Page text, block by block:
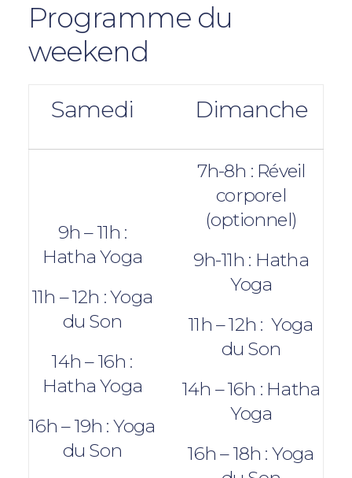
Programme du
weekend
Samedi Dimanche
9h – 11h :
Hatha Yoga
11h – 12h : Yoga
du Son
14h – 16h :
Hatha Yoga
16h – 19h : Yoga
du Son
7h-8h : Réveil
corporel
(optionnel)
9h-11h : Hatha
Yoga
11h – 12h : Yoga
du Son
14h – 16h : Hatha
Yoga
16h – 18h : Yoga